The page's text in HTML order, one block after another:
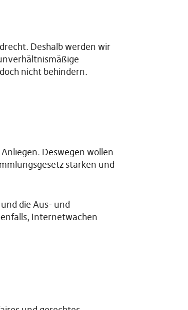
Deshalb werden wir
nicht behindern.
Deswegen wollen
stärken und
die Aus- und
Internetwachen